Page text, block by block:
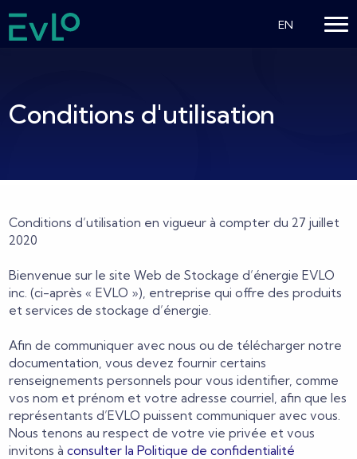
EN
Conditions d'utilisation
Conditions d’utilisation en vigueur à compter du 27 juillet
2020
Bienvenue sur le site Web de Stockage d’énergie EVLO
inc. (ci-après « EVLO »), entreprise qui offre des produits
et services de stockage d’énergie.
Afin de communiquer avec nous ou de télécharger notre
documentation, vous devez fournir certains
renseignements personnels pour vous identifier, comme
vos nom et prénom et votre adresse courriel, afin que les
représentants d’EVLO puissent communiquer avec vous.
Nous tenons au respect de votre vie privée et vous
invitons à consulter la Politique de confidentialité